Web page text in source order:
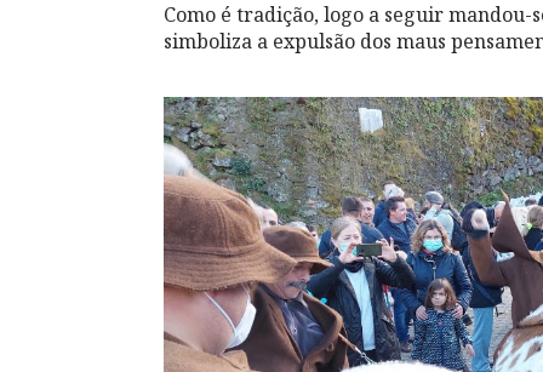
Como é tradição, logo a seguir mandou-
simboliza a expulsão dos maus